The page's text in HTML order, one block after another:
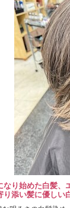
なり始めた白髪、
り添い髪に優しい